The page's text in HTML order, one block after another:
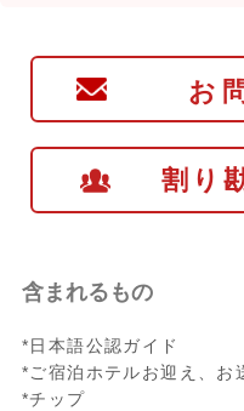
お
割り
含まれるもの
*日本語公認ガイド
*ご宿泊ホテルお迎え、お
*チップ